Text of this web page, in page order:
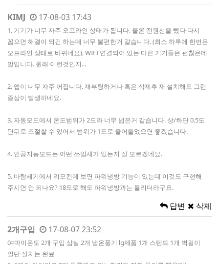
KIMJ 17-08-03 17:43
1. 기기가 너무 자주 오프라인 상태가 됩니다. 물론 전원선을 뺐다 다시
꼽으면 해결이 되긴 하는데 너무 불편한거 같습니다. (최소 하루에 한번은
오프라인 상태로 바뀌네요), WIFI 연결되어 있는 다른 기기들은 괜찮은데
말입니다. 원래 이런것인지...
2. 앱이 너무 자주 꺼집니다. 재부팅하거나 혹은 삭제후 재 설치해도 그런
증상이 발생하네요.
3. 자동모드에서 온도범위가 2도라 너무 넓은거 같습니다. 상/하단 0.5도
단뒤로 조절할 수 있어서 범위가 1도로 줄어들었으면 좋겠습니다.
4. 인공지능모드는 어떤 쓰임새가 있는지 잘 모르겠네요.
5. 바람세기에서 리모컨에 보면 파워냉방 기능이 있는데 이것도 구현해
주시면 안 되나요? 18도로 해도 파워냉방과는 틀리더라구요.
답변 삭제
2개구입 17-08-07 23:52
0=마이온도 2개 구입 삼실 2개 냉온풍기 lg제품 1개 스텐드 1개 벽걸이
일단 설치는 완료